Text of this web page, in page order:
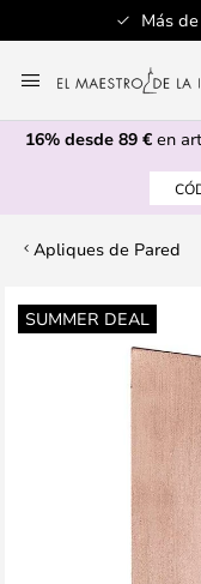
Más
al
contenido
16% desde 89 € en
Apliques de Pared
SUMMER DEAL
Saltar
al